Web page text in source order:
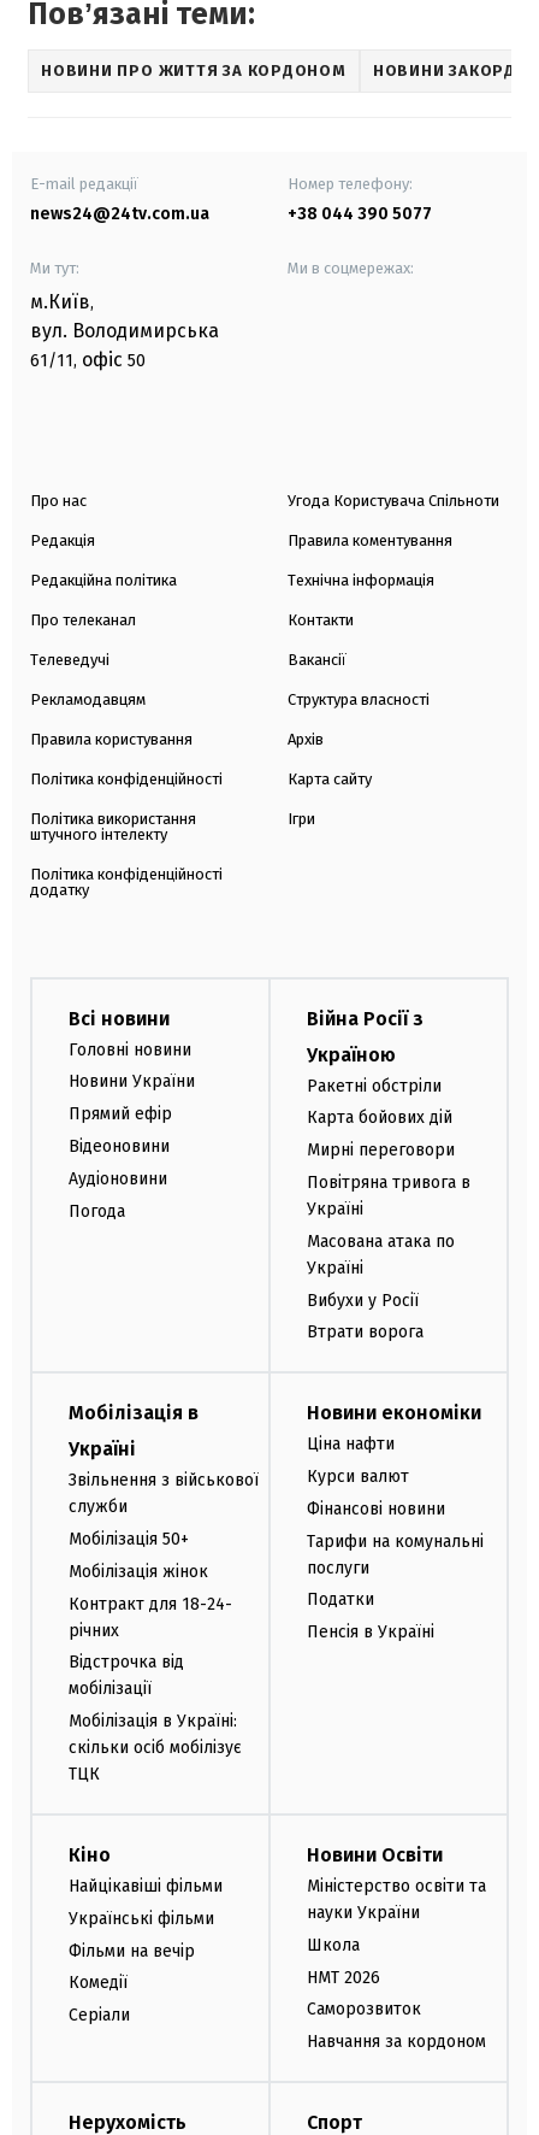
Повʼязані теми:
НОВИНИ ПРО ЖИТТЯ ЗА КОРДОНОМ НОВИНИ
E-mail редакції
news24@24tv.com.ua
Номер телефону:
+38 044 390 5077
Ми тут:
м.Київ,
вул. Володимирська
61/11, офіс 50
Ми в соцмережах:
Про нас
Редакція
Редакційна політика
Про телеканал
Телеведучі
Рекламодавцям
Правила користування
Політика конфіденційності
Політика використання
штучного інтелекту
Політика конфіденційності
додатку
Угода Користувача Спільноти
Правила коментування
Технічна інформація
Контакти
Вакансії
Структура власності
Архів
Карта сайту
Ігри
Всі новини
Головні новини
Новини України
Прямий ефір
Відеоновини
Аудіоновини
Погода
Війна Росії з
Україною
Ракетні обстріли
Карта бойових дій
Мирні переговори
Повітряна тривога в
Україні
Масована атака по
Україні
Вибухи у Росії
Втрати ворога
Мобілізація в
Україні
Звільнення з військової
служби
Мобілізація 50+
Мобілізація жінок
Контракт для 18-24-
річних
Відстрочка від
мобілізації
Мобілізація в Україні:
скільки осіб мобілізує
ТЦК
Новини економіки
Ціна нафти
Курси валют
Фінансові новини
Тарифи на комунальні
послуги
Податки
Пенсія в Україні
Кіно
Найцікавіші фільми
Українські фільми
Фільми на вечір
Комедії
Серіали
Новини Освіти
Міністерство освіти та
науки України
Школа
НМТ 2026
Саморозвиток
Навчання за кордоном
Нерухомість Спорт